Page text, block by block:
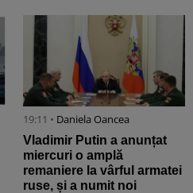
19:11 • Daniela Oancea
Vladimir Putin a anunțat
miercuri o amplă
remaniere la vârful armatei
ruse, și a numit noi